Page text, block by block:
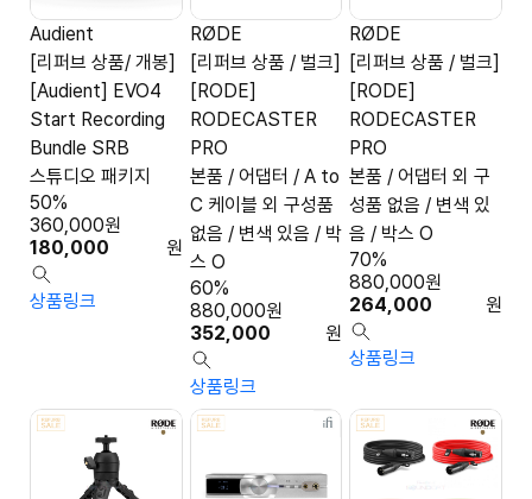
Audient
[리퍼브 상품/ 개봉]
[Audient] EVO4
Start Recording
Bundle SRB
스튜디오 패키지
180,000 원
360,000원
50%
상품링크
RØDE
[리퍼브 상품 / 벌크]
[RODE]
RODECASTER
PRO
본품 / 어댑터 / A to
C 케이블 외 구성품
없음 / 변색 있음 / 박
스 O
352,000 원
880,000원
60%
상품링크
RØDE
[리퍼브 상품 / 벌크]
[RODE]
RODECASTER
PRO
본품 / 어댑터 외 구
성품 없음 / 변색 있
음 / 박스 O
264,000 원
880,000원
70%
상품링크